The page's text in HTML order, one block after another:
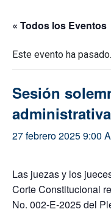
« Todos los Eventos
Este evento ha pasado.
Sesión
27 febrero 2025 9:00
Las juezas y los
Corte Constitucional
No. 002-E-2025 del